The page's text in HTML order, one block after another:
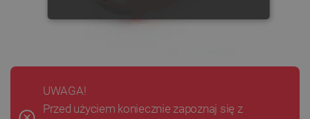
UWAGA!
Przed użyciem koniecznie zapoznaj się z
NIEZBĘDNE